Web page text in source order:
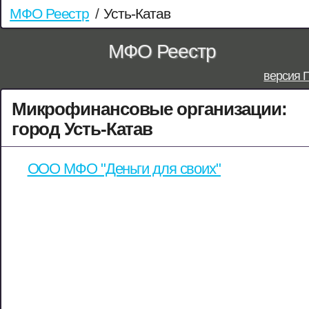
МФО Реестр / Усть-Катав
МФО Реестр
версия
Микрофинансовые организации:
город Усть-Катав
ООО МФО "Деньги для своих"